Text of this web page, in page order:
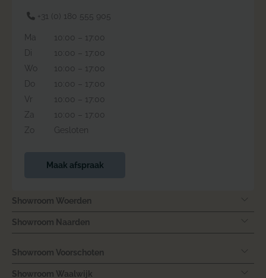
+31 (0) 180 555 905
Ma
10:00 – 17:00
Di
10:00 – 17:00
Wo
10:00 – 17:00
Do
10:00 – 17:00
Vr
10:00 – 17:00
Za
10:00 – 17:00
Zo
Gesloten
Maak afspraak
Showroom Woerden
Showroom Naarden
Showroom Voorschoten
Showroom Waalwijk